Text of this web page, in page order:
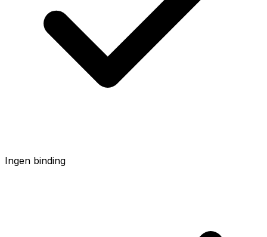
Ingen binding